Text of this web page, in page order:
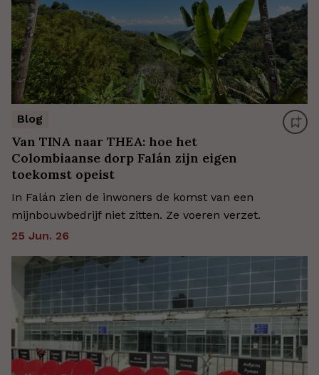
Blog
Van TINA naar THEA: hoe het
Colombiaanse dorp Falán zijn eigen
toekomst opeist
In Falán zien de inwoners de komst van een
mijnbouwbedrijf niet zitten. Ze voeren verzet.
25 Jun. 26